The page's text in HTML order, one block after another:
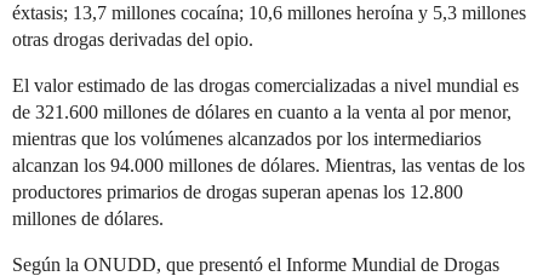
éxtasis; 13,7 millones cocaína; 10,6 millones heroína y 5,3 millones
otras drogas derivadas del opio.
El valor estimado de las drogas comercializadas a nivel mundial es
de 321.600 millones de dólares en cuanto a la venta al por menor,
mientras que los volúmenes alcanzados por los intermediarios
alcanzan los 94.000 millones de dólares. Mientras, las ventas de los
productores primarios de drogas superan apenas los 12.800
millones de dólares.
Según la ONUDD, que presentó el Informe Mundial de Drogas